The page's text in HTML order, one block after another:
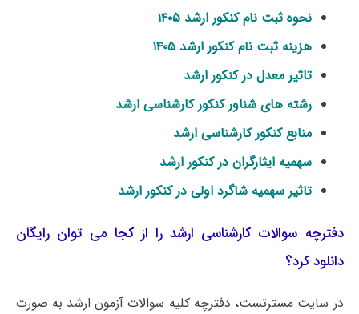
نحوه ثبت نام کنکور ارشد ۱۴۰۵
هزینه ثبت نام کنکور ارشد ۱۴۰۵
تاثیر معدل در کنکور ارشد
رشته های شناور کنکور کارشناسی ارشد
منابع کنکور کارشناسی ارشد
سهمیه ایثارگران در کنکور ارشد
تاثیر سهمیه شاگرد اولی در کنکور ارشد
دفترچه سوالات کارشناسی ارشد را از کجا می توان رایگان
دانلود کرد؟
در سایت مسترتست، دفترچه کلیه سوالات آزمون ارشد به صورت